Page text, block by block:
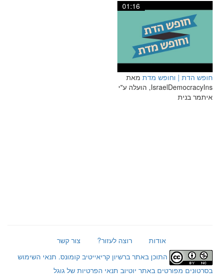
01:16
חופש הדת | וחופש מדת מאת
IsraelDemocracyIns, הועלה ע"י
איתמר בנית
אודות רוצה לעזור?
צור קשר
התוכן באתר ברשיון קריאייטיב קומונס. תנאי השימוש
בסרטונים מפורטים באתר יוטיוב תנאי הפרטיות של גוגל